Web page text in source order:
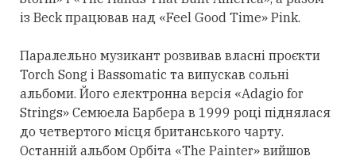
із Beck працював над «Feel Good Time» Pink.
Паралельно музикант розвивав власні проєкти
Torch Song і Bassomatic та випускав сольні
альбоми. Його електронна версія «Adagio for
Strings» Семюела Барбера в 1999 році піднялася
до четвертого місця британського чарту.
Останній альбом Орбіта «The Painter» вийшов